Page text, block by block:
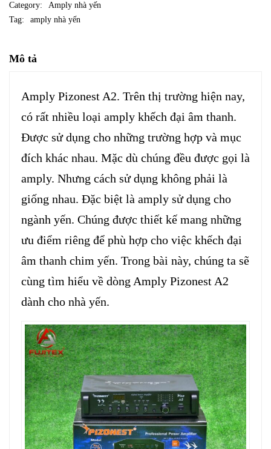
Category:
Amply nhà yến
Tag:
amply nhà yến
Mô tả
Amply Pizonest A2. Trên thị trường hiện nay,
có rất nhiều loại amply khếch đại âm thanh.
Được sử dụng cho những trường hợp và mục
đích khác nhau. Mặc dù chúng đều được gọi là
amply. Nhưng cách sử dụng không phải là
giống nhau. Đặc biệt là amply sử dụng cho
ngành yến. Chúng được thiết kế mang những
ưu điểm riêng để phù hợp cho việc khếch đại
âm thanh chim yến. Trong bài này, chúng ta sẽ
cùng tìm hiểu về dòng Amply Pizonest A2
dành cho nhà yến.